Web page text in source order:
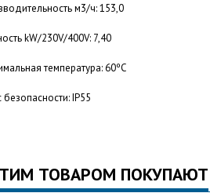
м3/ч: 153,0
kW/230V/400V: 7,40
температура: 60ºС
безопасности: IP55
ТОВАРОМ ПОКУПАЮТ